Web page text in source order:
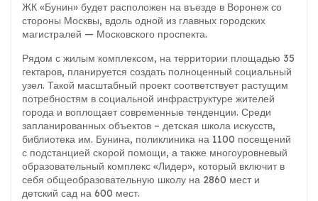
ЖК «Бунин» будет расположен на въезде в Воронеж со
стороны Москвы, вдоль одной из главных городских
магистралей — Московского проспекта.
Рядом с жилым комплексом, на территории площадью 35
гектаров, планируется создать полноценный социальный
узел. Такой масштабный проект соответствует растущим
потребностям в социальной инфраструктуре жителей
города и воплощает современные тенденции. Среди
запланированных объектов – детская школа искусств,
библиотека им. Бунина, поликлиника на 1100 посещений
с подстанцией скорой помощи, а также многоуровневый
образовательный комплекс «Лидер», который включит в
себя общеобразовательную школу на 2860 мест и
детский сад на 600 мест.